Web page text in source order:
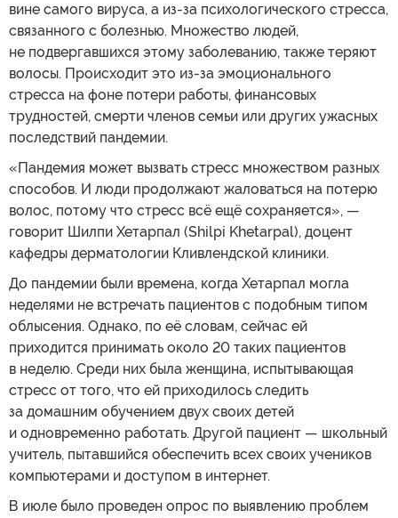
вине самого вируса, а из-за психологического стресса,
связанного с болезнью. Множество людей,
не подвергавшихся этому заболеванию, также теряют
волосы. Происходит это из-за эмоционального
стресса на фоне потери работы, финансовых
трудностей, смерти членов семьи или других ужасных
последствий пандемии.
«Пандемия может вызвать стресс множеством разных
способов. И люди продолжают жаловаться на потерю
волос, потому что стресс всё ещё сохраняется», —
говорит Шилпи Хетарпал (Shilpi Khetarpal), доцент
кафедры дерматологии Кливлендской клиники.
До пандемии были времена, когда Хетарпал могла
неделями не встречать пациентов с подобным типом
облысения. Однако, по её словам, сейчас ей
приходится принимать около 20 таких пациентов
в неделю. Среди них была женщина, испытывающая
стресс от того, что ей приходилось следить
за домашним обучением двух своих детей
и одновременно работать. Другой пациент — школьный
учитель, пытавшийся обеспечить всех своих учеников
компьютерами и доступом в интернет.
В июле было проведен опрос по выявлению проблем